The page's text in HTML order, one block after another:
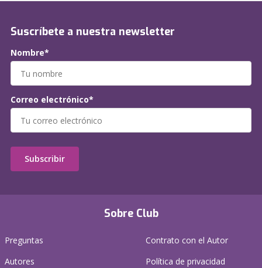
Sobre Club
Preguntas
Autores
Contrato con el Autor
Política de privacidad
Suscríbete a nuestra newsletter
Nombre*
Correo electrónico*
Subscribir